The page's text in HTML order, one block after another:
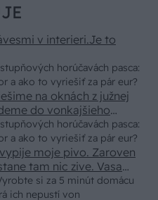
horúčavách pasca:
a ako to vyriešiť za pár eur?
v interieri.Je to
horúčavách pasca:
a ako to vyriešiť za pár eur?
na oknách z južnej
do vonkajšieho
Čínsky
kus.
si za 5 minút domácu
ich nepustí von
moje pivo. Zaroven
tam nic zive. Vasa
Skor pritiahne slimaky